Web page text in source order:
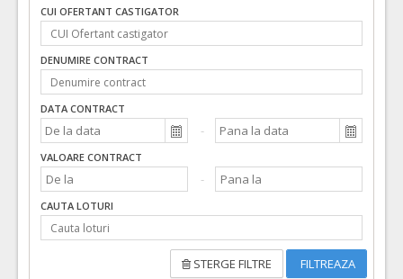
CUI OFERTANT CASTIGATOR
DENUMIRE CONTRACT
DATA CONTRACT
VALOARE CONTRACT
CAUTA LOTURI
STERGE FILTRE FILTREAZA